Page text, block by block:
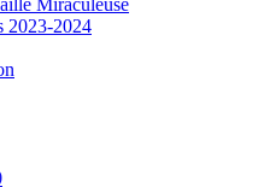
2023-2024